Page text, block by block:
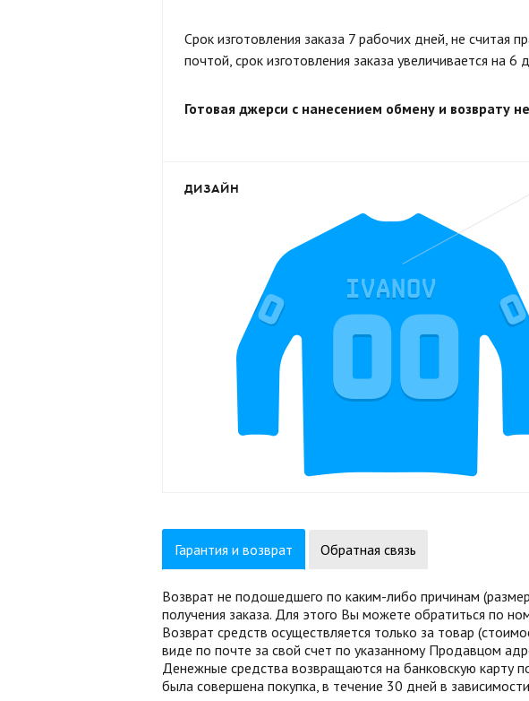
Срок изготовления заказа 7 рабочих дней, не считая
почтой, срок изготовления заказа увеличивается на 6
Готовая джерси с нанесением обмену и возврату
ДИЗАЙН
IVANOV
00
00
Гарантия и возврат
Возврат не подошедшего по каким-либо причинам
получения заказа. Для этого Вы можете обратиться по
Возврат средств осуществляется только за товар
виде по почте за свой счет по указанному Продавцом
Денежные средства возвращаются на банковскую карту
была совершена покупка, в течение 30 дней в
Обратная связь